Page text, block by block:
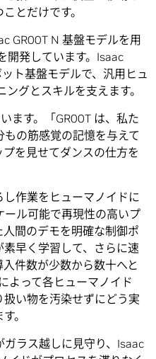
とだけです。
GR00T N 基盤モデルを用
開発しています。Isaac
ト基盤モデルで、汎用ヒュ
グとスキルを支えます。
ます。「GR00T は、私た
の筋感覚の記憶を与えて
を見せてダンスの仕方を
作業をヒューマノイドに
ール可能で再現性の高いプ
間のデモを明確な制御ポ
早く学習して、さらに速
件数が少数から数十へと
よって各ヒューマノイド
い物を汚染せずにどう実
。
ラス越しに見守り、Isaac